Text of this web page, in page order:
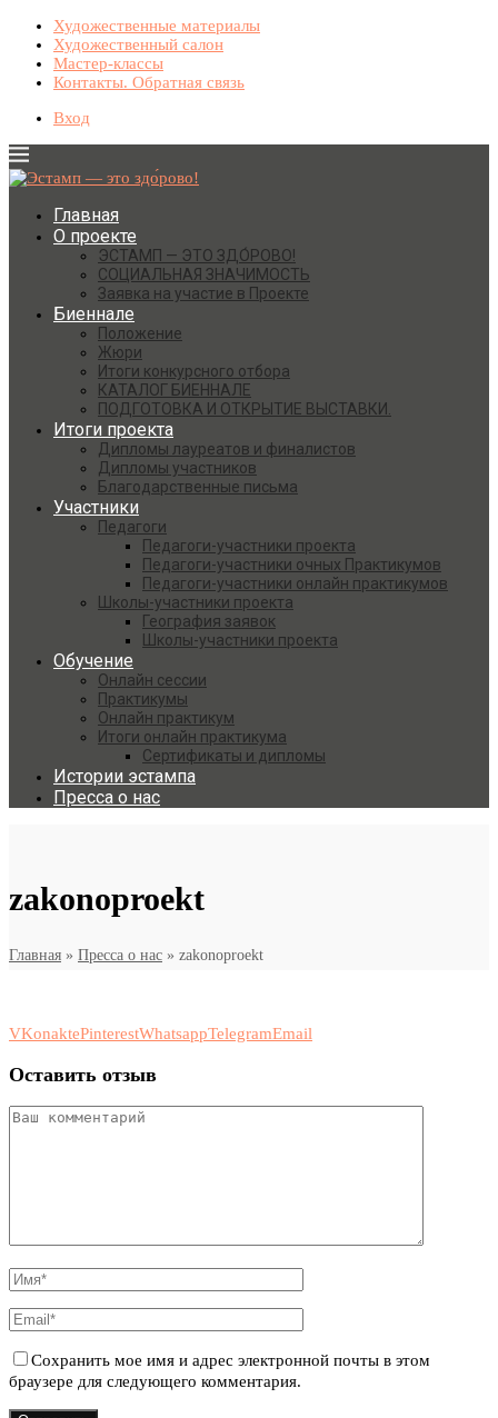
Художественные материалы
Художественный салон
Мастер-классы
Контакты. Обратная связь
Вход
Главная
О проекте
ЭСТАМП — ЭТО ЗДО́РОВО!
СОЦИАЛЬНАЯ ЗНАЧИМОСТЬ
Заявка на участие в Проекте
Биеннале
Положение
Жюри
Итоги конкурсного отбора
КАТАЛОГ БИЕННАЛЕ
ПОДГОТОВКА И ОТКРЫТИЕ ВЫСТАВКИ.
Итоги проекта
Дипломы лауреатов и финалистов
Дипломы участников
Благодарственные письма
Участники
Педагоги
Педагоги-участники проекта
Педагоги-участники очных Практикумов
Педагоги-участники онлайн практикумов
Школы-участники проекта
География заявок
Школы-участники проекта
Обучение
Онлайн сессии
Практикумы
Онлайн практикум
Итоги онлайн практикума
Сертификаты и дипломы
Истории эстампа
Пресса о нас
zakonoproekt
Главная » Пресса о нас » zakonoproekt
VKonaktePinterestWhatsappTelegramEmail
Оставить отзыв
Сохранить мое имя и адрес электронной почты в этом
браузере для следующего комментария.